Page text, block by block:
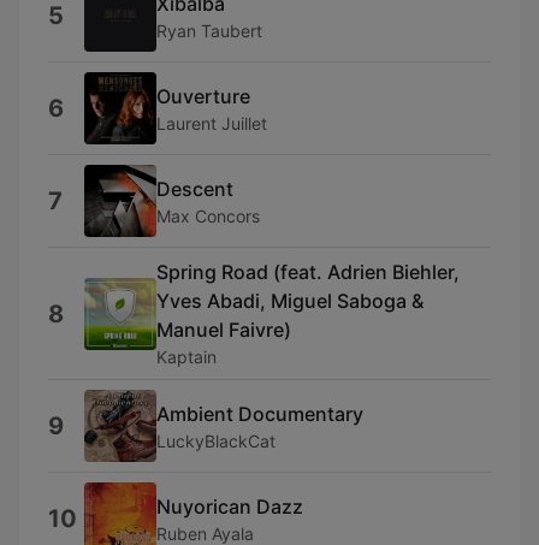
5 Ryan Taubert
6 Ouverture
Laurent Juillet
7 Descent
Max Concors
8
Spring Road (feat. Adrien Biehler,
Yves Abadi, Miguel Saboga &
Manuel Faivre)
Kaptain
9 Ambient Documentary
LuckyBlackCat
10 Nuyorican Dazz
Ruben Ayala